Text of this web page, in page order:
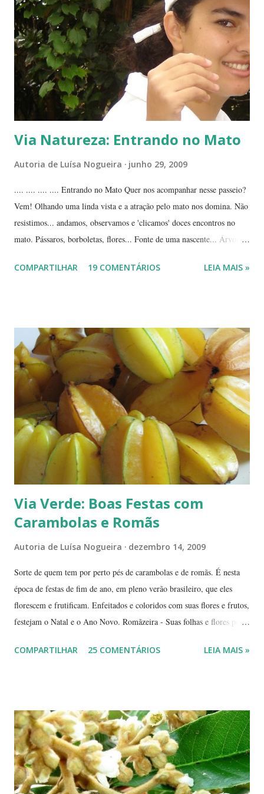
crassuláceas. Sua reprodução é bem fácil: de qualquer pedaço de
algum galho podem nascer várias mudas. Uma só muda em pouco
tempo transforma-se em uma moita. É uma planta medicinal. ...
Via Natureza: Entrando no Mato
Autoria de Luísa Nogueira junho 29, 2009
.... .... .... .... Entrando no Mato Quer nos acompanhar nesse passeio?
Vem! Olhando uma linda vista e a atração pelo mato nos domina. Não
resistimos... andamos, observamos e 'clicamos' doces encontros no
mato. Pássaros, borboletas, flores... Fonte de uma nascente... Árvores
e cores... Picão*... Mais flores... Muitas plantas, capim, pedras... Um
de passeios no mato, em pleno cerrado, observando as pequenas coisas
à nossa volta, tão importantes mas às vezes tão esquecidas. Vamos
aproveitar as férias para curtir a natureza? ... ----------------------- ....
A moça que aparece na...
COMPARTILHAR 19 COMENTÁRIOS LEIA MAIS »
Via Verde: Boas Festas com
Carambolas e Romãs
Autoria de Luísa Nogueira dezembro 14, 2009
Sorte de quem tem por perto pés de carambolas e de romãs. É nesta
época de festas de fim de ano, em pleno verão brasileiro, que eles
florescem e frutificam. Enfeitados e coloridos com suas flores e frutos,
festejam o Natal e o Ano Novo. Romãzeira - Suas folhas e flores por
por tons mesclados de rosa, amarelo e laranja. No meio das flores
jóias preciosas, estão presentes na ceia de réveillon. Sim, eles nos
remetem a alegres brincadeiras - por muitos levadas a sério: São
guardados em carteiras, deixados sob os pratos e por aí vai ... E,
dizem, é um sinal de boa sorte para o ano que começa. Caramboleira -
Quer um Natal bem brasileiro? Use a imaginação, enfeitando su...
COMPARTILHAR 25 COMENTÁRIOS LEIA MAIS »